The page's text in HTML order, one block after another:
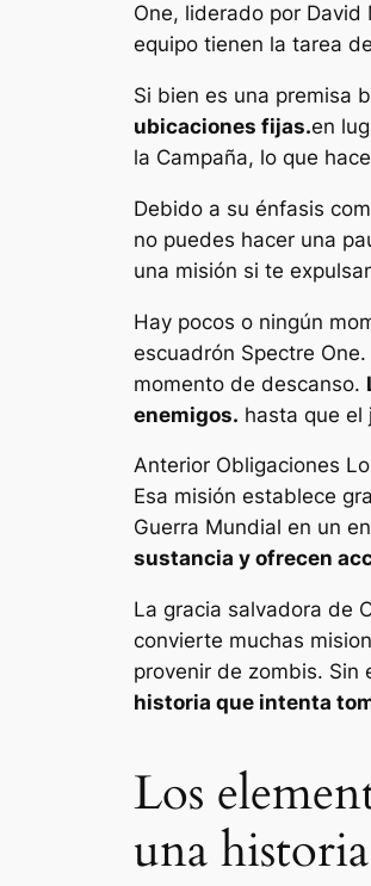
One, liderado por
equipo tienen la tarea
Si bien es una premisa
ubicaciones fijas.en
la Campaña, lo que
Debido a su énfasis
no puedes hacer una
una misión si te
Hay pocos o ningún
escuadrón Spectre
momento de descanso.
enemigos. hasta que el
Anterior Obligaciones
Esa misión establece
Guerra Mundial en un
sustancia y ofrecen
La gracia salvadora de
convierte muchas
provenir de zombis. Sin
historia que intenta
Los
una